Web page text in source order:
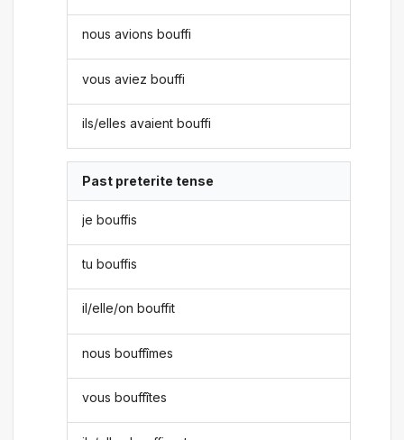
nous avions bouffi
vous aviez bouffi
ils/elles avaient bouffi
Past preterite tense
je bouffis
tu bouffis
il/elle/on bouffit
nous bouffîmes
vous bouffîtes